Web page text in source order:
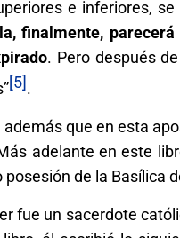
e inferiores,
finalmente,
. Pero después
[5].
además que en esta
adelante en este
de la Basílica
fue un sacerdote